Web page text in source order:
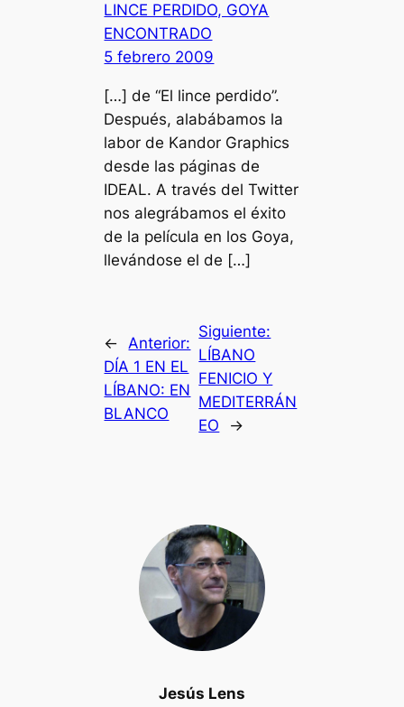
Jesús Lens
LINCE PERDIDO, GOYA
ENCONTRADO
5 febrero 2009
[…] de “El lince perdido”.
Después, alabábamos la
labor de Kandor Graphics
desde las páginas de
IDEAL. A través del Twitter
nos alegrábamos el éxito
de la película en los Goya,
llevándose el de […]
←
Anterior:
DÍA 1 EN EL
LÍBANO: EN
BLANCO
Siguiente:
LÍBANO
FENICIO Y
MEDITERRÁN
EO
→